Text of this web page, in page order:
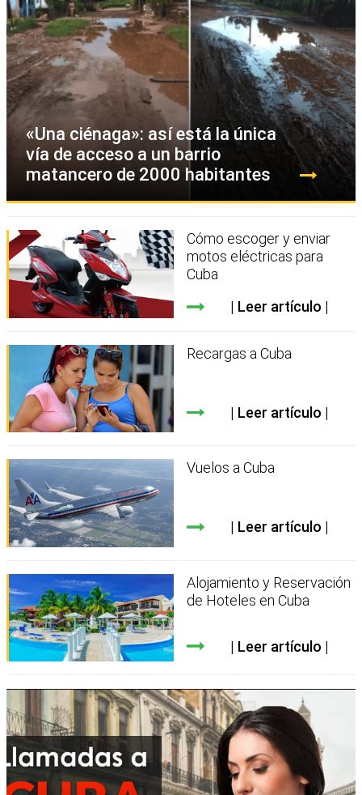
«Una ciénaga»: así está la única
vía de acceso a un barrio
matancero de 2000 habitantes
Cómo escoger y enviar
motos eléctricas para
Cuba
Leer artículo
Recargas a Cuba
Leer artículo
Vuelos a Cuba
Leer artículo
Alojamiento y Reservación
de Hoteles en Cuba
Leer artículo